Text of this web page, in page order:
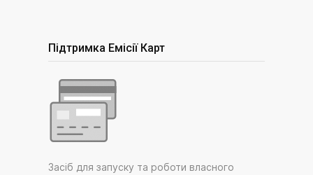
Підтримка Емісії Карт
Засіб для запуску та роботи власного